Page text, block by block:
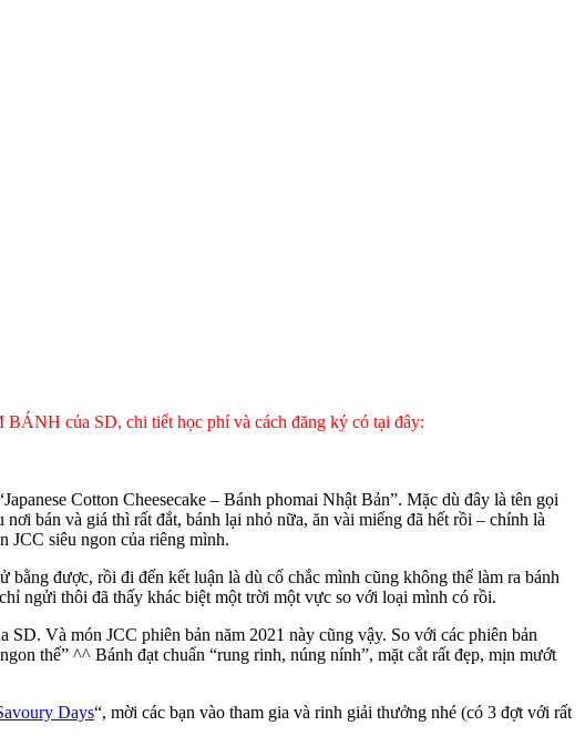
của SD, chi tiết học phí và cách đăng ký có tại đây:
Cotton Cheesecake – Bánh phomai Nhật Bản”. Mặc dù đây là tên gọi
bán và giá thì rất đắt, bánh lại nhỏ nữa, ăn vài miếng đã hết rồi – chính là
JCC siêu ngon của riêng mình.
được, rồi đi đến kết luận là dù cố chắc mình cũng không thể làm ra bánh
ngửi thôi đã thấy khác biệt một trời một vực so với loại mình có rồi.
Và món JCC phiên bản năm 2021 này cũng vậy. So với các phiên bản
thế” ^^ Bánh đạt chuẩn “rung rinh, núng nính”, mặt cắt rất đẹp, mịn mướt
Days“, mời các bạn vào tham gia và rinh giải thưởng nhé (có 3 đợt với rất